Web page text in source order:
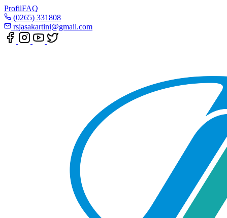
ProfilFAQ
(0265) 331808
rsjasakartini@gmail.com